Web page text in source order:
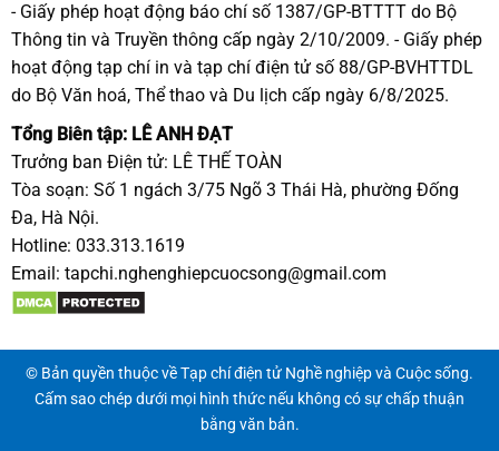
- Giấy phép hoạt động báo chí số 1387/GP-BTTTT do Bộ
Thông tin và Truyền thông cấp ngày 2/10/2009. - Giấy phép
hoạt động tạp chí in và tạp chí điện tử số 88/GP-BVHTTDL
do Bộ Văn hoá, Thể thao và Du lịch cấp ngày 6/8/2025.
Tổng Biên tập: LÊ ANH ĐẠT
Trưởng ban Điện tử: LÊ THẾ TOÀN
Tòa soạn: Số 1 ngách 3/75 Ngõ 3 Thái Hà, phường Đống
Đa, Hà Nội.
Hotline: 033.313.1619
Email: tapchi.nghenghiepcuocsong@gmail.com
© Bản quyền thuộc về Tạp chí điện tử Nghề nghiệp và Cuộc sống.
Cấm sao chép dưới mọi hình thức nếu không có sự chấp thuận
bằng văn bản.